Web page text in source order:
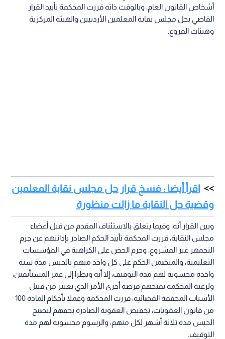
أشخاص القانون العام، وبالوقت ذاته قررت المحكمة تأييد القرار
القاضي بحل مجلس نقابة المعلمين الأردنيين والهيئة المركزية
وهيئات الفروع.
اقرأ أيضا : فسخ قرار حل مجلس نقابة المعلمين
وقضية حل النقابة ما زالت منظورة
وبين القرار أنه، وفيما يتعلق بالاستئناف المقدم من قبل أعضاء
مجلس النقابة، قررت المحكمة تأييد الحكم الصادر بإدانتهم عن جرم
التجمهر غير المشروع، وجرم الحض على الكراهية في المؤسسات
التعليمية، والمتضمن الحكم على كل واحد منهم بالحبس مدة سنة
واحدة محسوبة لهم مدة التوقيف، إلا أنه ونظرا إلى عمر المستأنفين،
ولرغبة المحكمة بمنحهم فرصة أخرى الأمر الذي يعتبر من قبيل
الأسباب المخففة القضائية، قررت المحكمة وعملا بأحكام المادة 100
من قانون العقوبات، تخفيض العقوبة الصادرة بحقهم لتصبح
الحبس مدة ثلاثة أشهر لكل منهم، والرسوم محسوبة لهم مدة
التوقيف.